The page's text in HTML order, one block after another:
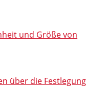
und Größe von
über die Festlegung